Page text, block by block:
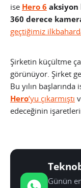
ise Hero 6 aksiyon
360 derece
geçtiğimiz
Şirketin küçültme
görünüyor. Şirket
Bu yılın
Hero‘yu çıkarmıştı
edeceğinin
Günün